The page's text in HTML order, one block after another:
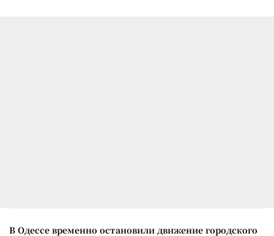
В Одессе временно остановили движение городского